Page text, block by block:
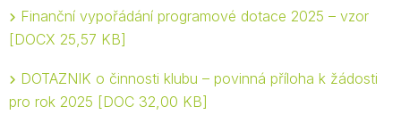
Finanční vypořádání programové dotace 2025 – vzor
DOCX 25,57 KB
DOTAZNIK o činnosti klubu – povinná příloha k žádosti
pro rok 2025
DOC 32,00 KB